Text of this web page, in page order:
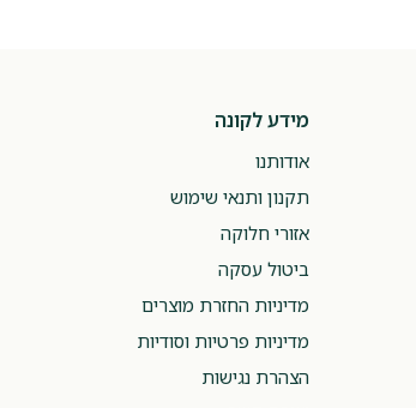
מידע לקונה
אודותנו
תקנון ותנאי שימוש
אזורי חלוקה
ביטול עסקה
מדיניות החזרת מוצרים
מדיניות פרטיות וסודיות
הצהרת נגישות